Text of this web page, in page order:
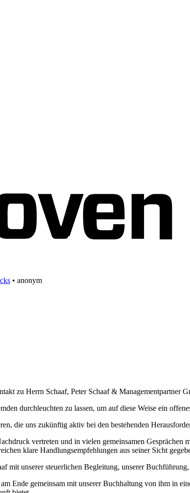
• anonym
zu Herrn Schaaf, Peter Schaaf & Managementpartner
durchleuchten zu lassen, um auf diese Weise ein
die uns zukünftig aktiv bei den bestehenden
vertreten und in vielen gemeinsamen Gesprächen
klare Handlungsempfehlungen aus seiner Sicht
mit unserer steuerlichen Begleitung, unserer
Ende gemeinsam mit unserer Buchhaltung von ihm in